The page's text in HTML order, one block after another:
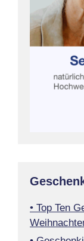
• Top Ten